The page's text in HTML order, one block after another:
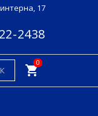
17
2438
shopping_cart
0